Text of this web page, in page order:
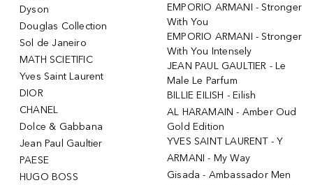
Dyson
Douglas Collection
Sol de Janeiro
MATH SCIETIFIC
Yves Saint Laurent
DIOR
CHANEL
Dolce & Gabbana
Jean Paul Gaultier
PAESE
HUGO BOSS
EMPORIO ARMANI - Stronger
With You
EMPORIO ARMANI - Stronger
With You Intensely
JEAN PAUL GAULTIER - Le
Male Le Parfum
BILLIE EILISH - Eilish
AL HARAMAIN - Amber Oud
Gold Edition
YVES SAINT LAURENT - Y
ARMANI - My Way
Gisada - Ambassador Men